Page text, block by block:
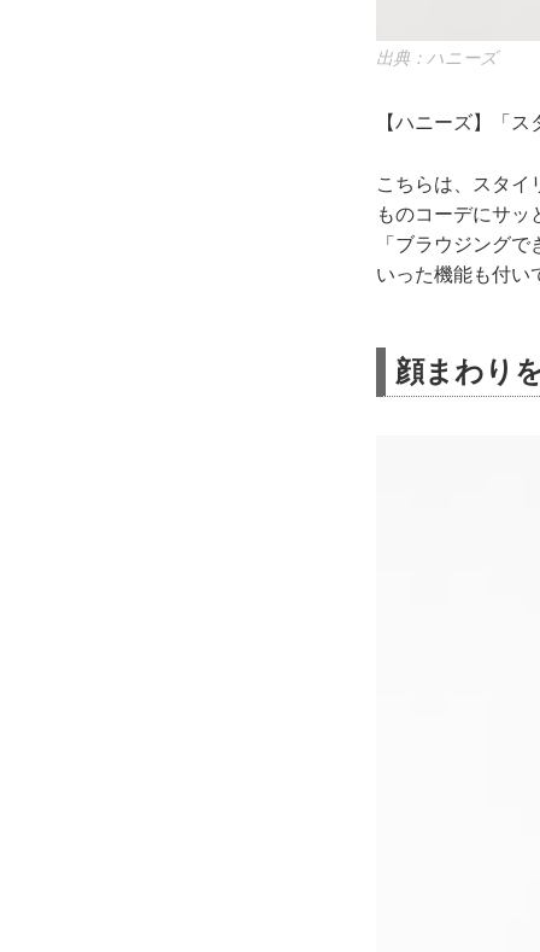
出典：ハニーズ
【ハニーズ】「
こちらは、スタイ
ものコーデにサ
「ブラウジング
いった機能も付い
顔まわり